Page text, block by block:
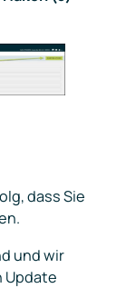
dass Sie
und wir
Update